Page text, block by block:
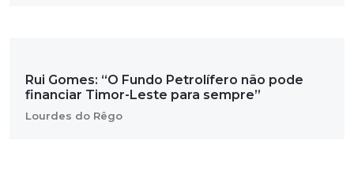
Rui Gomes: “O Fundo Petrolífero não pode
financiar Timor-Leste para sempre”
Lourdes do Rêgo